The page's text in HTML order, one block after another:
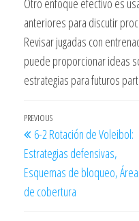
Otro enfoque efectivo es
anteriores para discutir
Revisar jugadas con
puede proporcionar ideas
estrategias para futuros
Post
navigation
Previous
Post
PREVIOUS
6-2 Rotación de Voleibol:
Estrategias defensivas,
Esquemas de bloqueo,
de cobertura